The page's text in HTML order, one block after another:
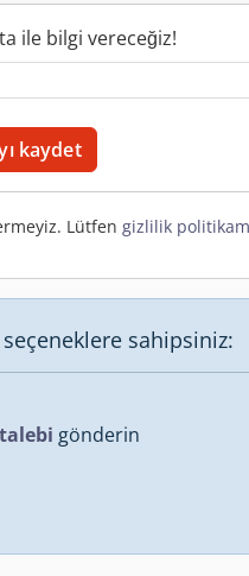
ile bilgi vereceğiz!
kaydet
Lütfen gizlilik
sahipsiniz:
gönderin